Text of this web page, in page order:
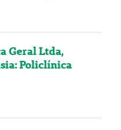
Geral Ltda,
Policlínica